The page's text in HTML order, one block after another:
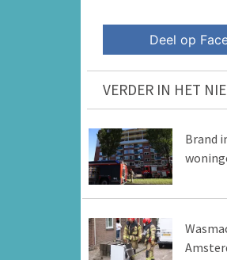
Deel op
VERDER IN HET
Brand